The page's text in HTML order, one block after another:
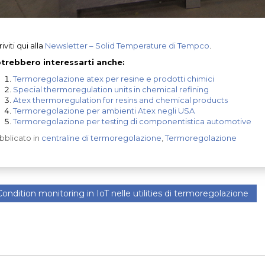
qui alla Newsletter – Solid Temperature di Tempco
interessarti anche:
Termoregolazione atex per resine e prodotti chimici
Special thermoregulation units in chemical refining
Atex thermoregulation for resins and chemical products
Termoregolazione per ambienti Atex negli USA
Termoregolazione per testing di componentistica automotive
in centraline di termoregolazione ,Termoregolazione
monitoring in IoT nelle utilities di termoregolazione